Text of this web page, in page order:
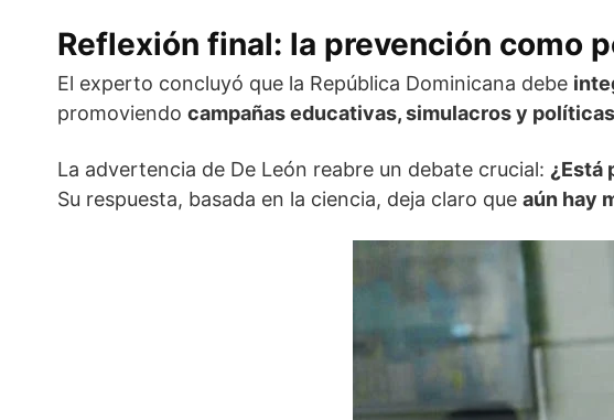
Reflexión final: la prevención como
El experto concluyó que la República Dominicana debe
promoviendo campañas educativas, simulacros y
La advertencia de De León reabre un debate crucial: ¿Está
Su respuesta, basada en la ciencia, deja claro que aún hay